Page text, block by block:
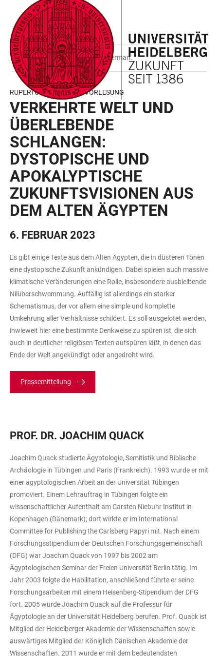
ACCESSIBILITY
LINKS
JUMP
TO
MAIN
CONTENT
OPEN
MAIN
NAVIGATION
OPEN
SEARCH
FORM
This page is only available in German.
RUPERTO CAROLA RINGVORLESUNG
VERKEHRTE WELT UND
ÜBERLEBENDE
SCHLANGEN:
DYSTOPISCHE UND
APOKALYPTISCHE
ZUKUNFTSVISIONEN AUS
DEM ALTEN ÄGYPTEN
6. FEBRUAR 2023
Es gibt einige Texte aus dem Alten Ägypten, die in düsteren Tönen
eine dystopische Zukunft ankündigen. Dabei spielen auch massive
klimatische Veränderungen eine Rolle, insbesondere ausbleibende
Nilüberschwemmung. Auffällig ist allerdings ein starker
Schematismus, der vor allem eine simple und komplette
Umkehrung aller Verhältnisse schildert. Es soll ausgelotet werden,
inwieweit hier eine bestimmte Denkweise zu spüren ist, die sich
auch in deutlicher religiösen Texten aufspüren läßt, in denen das
Ende der Welt angekündigt oder angedroht wird.
Pressemitteilung
PROF. DR. JOACHIM QUACK
Joachim Quack studierte Ägyptologie, Semitistik und Biblische
Archäologie in Tübingen und Paris (Frankreich). 1993 wurde er mit
einer ägyptologischen Arbeit an der Universität Tübingen
promoviert. Einem Lehrauftrag in Tübingen folgte ein
wissenschaftlicher Aufenthalt am Carsten Niebuhr Institut in
Kopenhagen (Dänemark); dort wirkte er im International
Committee for Publishing the Carlsberg Papyri mit. Nach einem
Forschungsstipendium der Deutschen Forschungsgemeinschaft
(DFG) war Joachim Quack von 1997 bis 2002 am
Ägyptologischen Seminar der Freien Universität Berlin tätig. Im
Jahr 2003 folgte die Habilitation, anschließend führte er seine
Forschungsarbeiten mit einem Heisenberg-Stipendium der DFG
fort. 2005 wurde Joachim Quack auf die Professur für
Ägyptologie an der Universität Heidelberg berufen. Prof. Quack ist
Mitglied der Heidelberger Akademie der Wissenschaften sowie
auswärtiges Mitglied der Königlich Dänischen Akademie der
Wissenschaften. 2011 wurde er mit dem bedeutendsten